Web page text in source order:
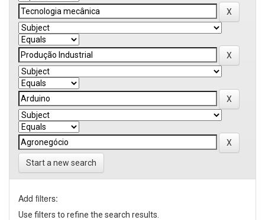
Start a new search
Add filters:
Use filters to refine the search results.